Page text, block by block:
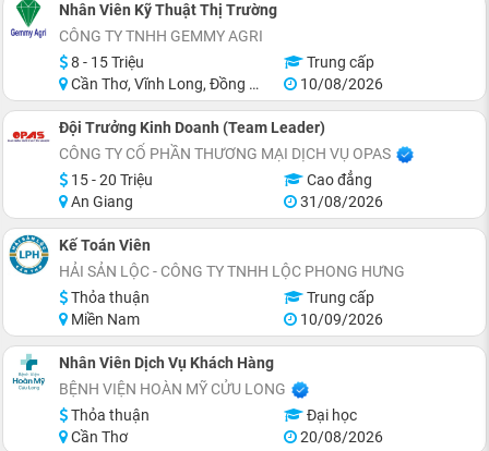
Nhân Viên Kỹ Thuật Thị Trường
CÔNG TY TNHH GEMMY AGRI
8 - 15 Triệu
Trung cấp
Cần Thơ, Vĩnh Long, Đồng Tháp, Tiền Giang, Hậu Giang
10/08/2026
Đội Trưởng Kinh Doanh (Team Leader)
CÔNG TY CỔ PHẦN THƯƠNG MẠI DỊCH VỤ OPAS
15 - 20 Triệu
Cao đẳng
An Giang
31/08/2026
Kế Toán Viên
HẢI SẢN LỘC - CÔNG TY TNHH LỘC PHONG HƯNG
Thỏa thuận
Trung cấp
Miền Nam
10/09/2026
Nhân Viên Dịch Vụ Khách Hàng
BỆNH VIỆN HOÀN MỸ CỬU LONG
Thỏa thuận
Đại học
Cần Thơ
20/08/2026